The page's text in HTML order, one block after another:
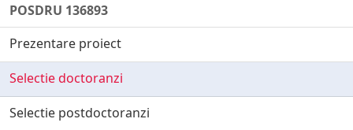
POSDRU 136893
Prezentare proiect
Selectie doctoranzi
Selectie postdoctoranzi